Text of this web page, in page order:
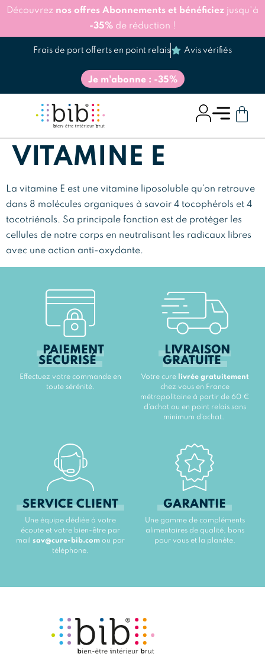
Découvrez nos offres Abonnements et bénéficiez jusqu'à
-35% de réduction !
Frais de port offerts en point relais Avis vérifiés
Je m'abonne : -35%
VITAMINE E
La vitamine E est une vitamine liposoluble qu’on retrouve
dans 8 molécules organiques à savoir 4 tocophérols et 4
tocotriénols. Sa principale fonction est de protéger les
cellules de notre corps en neutralisant les radicaux libres
avec une action anti-oxydante.
PAIEMENT
SÉCURISÉ
Effectuez votre commande en
toute sérénité.
LIVRAISON
GRATUITE
Votre cure
livrée gratuitement
chez vous en France
métropolitaine à partir de 60 €
d’achat ou en point relais sans
minimum d’achat.
SERVICE CLIENT
Une équipe dédiée à votre
écoute et votre bien-être par
mail sav@cure-bib.com ou par
téléphone.
GARANTIE
Une gamme de compléments
alimentaires de qualité, bons
pour vous et la planète.